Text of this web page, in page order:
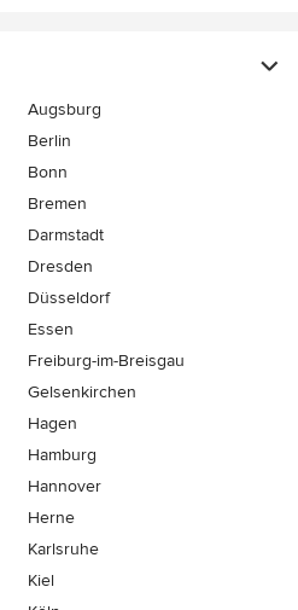
Augsburg
Berlin
Bonn
Bremen
Darmstadt
Dresden
Düsseldorf
Essen
Freiburg-im-Breisgau
Gelsenkirchen
Hagen
Hamburg
Hannover
Herne
Karlsruhe
Kiel